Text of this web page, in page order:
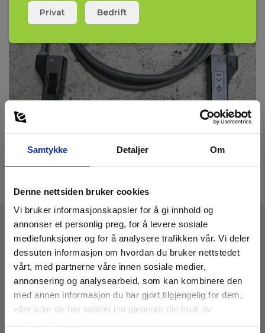
Samtykke Detaljer Om
Denne nettsiden bruker cookies
Vi bruker informasjonskapsler for å gi innhold og
annonser et personlig preg, for å levere sosiale
mediefunksjoner og for å analysere trafikken vår. Vi deler
dessuten informasjon om hvordan du bruker nettstedet
vårt, med partnerne våre innen sosiale medier,
annonsering og analysearbeid, som kan kombinere den
med annen informasjon du har gjort tilgjengelig for dem,
eller som de har samlet inn gjennom din bruk av
Tekniske Data:
Dimensioner
Privat Bedrift